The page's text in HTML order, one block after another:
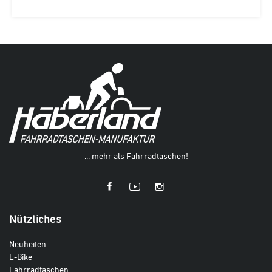
... mehr als Fahrradtaschen!
Nützliches
Neuheiten
E-Bike
Fahrradtaschen